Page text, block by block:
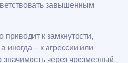
завышенным
приводит к замкнутости,
иногда – к агрессии или
через чрезмерный